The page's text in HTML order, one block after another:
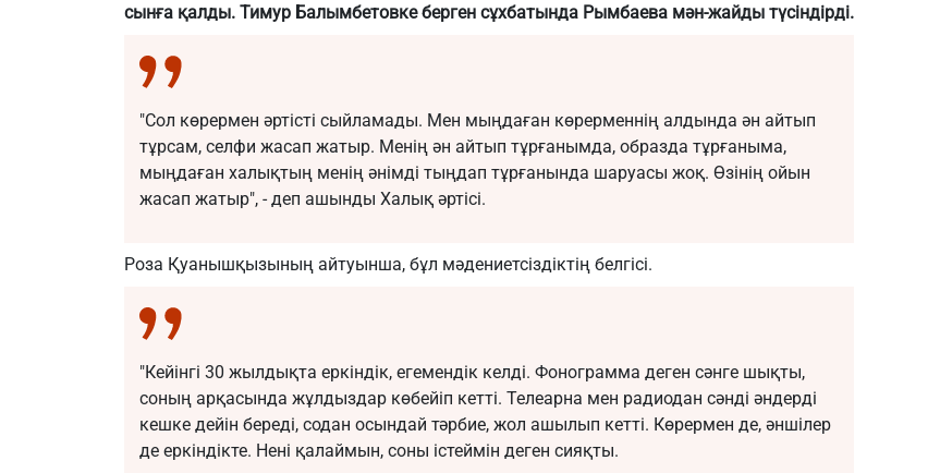
сынға қалды. Тимур Балымбетовкеберген сұхбатында Рымбаева мән-жайды түсіндірді.
"Сол көрермен әртісті сыйламады. Мен мыңдаған көрерменнің алдында ән айтып
тұрсам, селфи жасап жатыр. Менің ән айтып тұрғанымда, образда тұрғаныма,
мыңдаған халықтың менің әнімді тыңдап тұрғанында шаруасы жоқ. Өзінің ойын
жасап жатыр", - деп ашынды Халық әртісі.
Роза Қуанышқызының айтуынша, бұл мәдениетсіздіктің белгісі.
"Кейінгі 30 жылдықта еркіндік, егемендік келді. Фонограмма деген сәнге шықты,
соның арқасында жұлдыздар көбейіп кетті. Телеарна мен радиодан сәнді әндерді
кешке дейін береді, содан осындай тәрбие, жол ашылып кетті. Көрермен де, әншілер
де еркіндікте. Нені қалаймын, соны істеймін деген сияқты.